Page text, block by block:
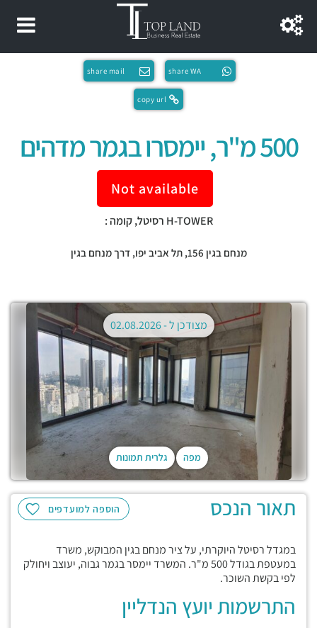
share WA
share mail
copy url
500 מ"ר, יימסרו בגמר מדהים
Not available
H-TOWER רסיטל, קומה :
מנחם בגין 156, תל אביב יפו,דרך מנחם בגין
מפה גלרית תמונות
מצודכן ל -02.08.2026
הוספה למועדפים תאור הנכס
במגדל רסיטל היוקרתי, על ציר מנחם בגין המבוקש, משרד
במעטפת בגודל 500 מ"ר. המשרד יימסר בגמר גבוה, יעוצב ויחולק
לפי בקשת השוכר.
התרשמות יועץ הנדליין